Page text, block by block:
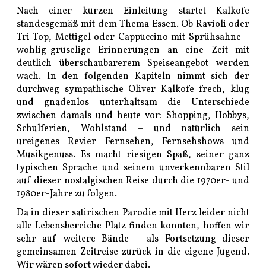
Nach einer kurzen Einleitung startet Kalkofe
standesgemäß mit dem Thema Essen. Ob Ravioli oder
Tri Top, Mettigel oder Cappuccino mit Sprühsahne –
wohlig-gruselige Erinnerungen an eine Zeit mit
deutlich überschaubarerem Speiseangebot werden
wach. In den folgenden Kapiteln nimmt sich der
durchweg sympathische Oliver Kalkofe frech, klug
und gnadenlos unterhaltsam die Unterschiede
zwischen damals und heute vor: Shopping, Hobbys,
Schulferien, Wohlstand – und natürlich sein
ureigenes Revier Fernsehen, Fernsehshows und
Musikgenuss. Es macht riesigen Spaß, seiner ganz
typischen Sprache und seinem unverkennbaren Stil
auf dieser nostalgischen Reise durch die 1970er- und
1980er-Jahre zu folgen.
Da in dieser satirischen Parodie mit Herz leider nicht
alle Lebensbereiche Platz finden konnten, hoffen wir
sehr auf weitere Bände – als Fortsetzung dieser
gemeinsamen Zeitreise zurück in die eigene Jugend.
Wir wären sofort wieder dabei.